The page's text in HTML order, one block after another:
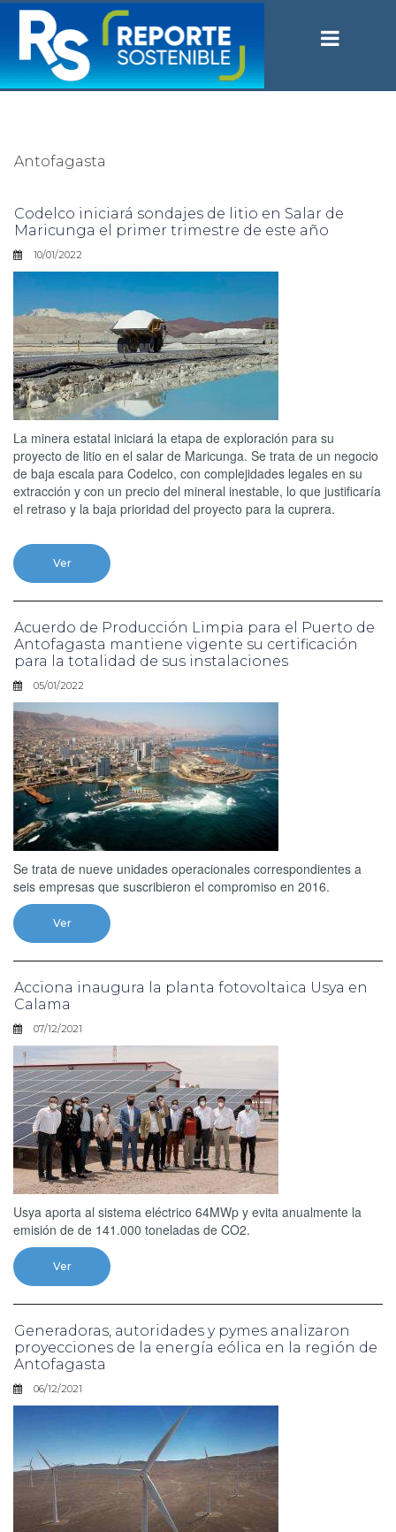
Antofagasta
Codelco iniciará sondajes de litio en Salar de
Maricunga el primer trimestre de este año
10/01/2022
La minera estatal iniciará la etapa de exploración para su
proyecto de litio en el salar de Maricunga. Se trata de un negocio
de baja escala para Codelco, con complejidades legales en su
extracción y con un precio del mineral inestable, lo que justificaría
el retraso y la baja prioridad del proyecto para la cuprera.
Ver
Acuerdo de Producción Limpia para el Puerto de
Antofagasta mantiene vigente su certificación
para la totalidad de sus instalaciones
05/01/2022
Se trata de nueve unidades operacionales correspondientes a
seis empresas que suscribieron el compromiso en 2016.
Ver
Acciona inaugura la planta fotovoltaica Usya en
Calama
07/12/2021
Usya aporta al sistema eléctrico 64MWp y evita anualmente la
emisión de de 141.000 toneladas de CO2.
Ver
Generadoras, autoridades y pymes analizaron
proyecciones de la energía eólica en la región de
Antofagasta
06/12/2021